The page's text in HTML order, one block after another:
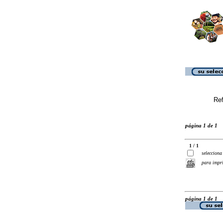
página 1 de 1
1 / 1
selecciona
para
página 1 de 1